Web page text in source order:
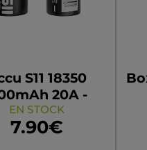
S11 18350
20A -
Golisi
EN STOCK
7.90€